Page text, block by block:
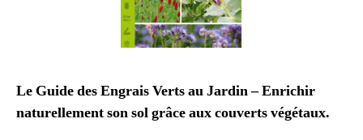
Le Guide des Engrais Verts au Jardin – Enrichir
naturellement son sol grâce aux couverts végétaux.